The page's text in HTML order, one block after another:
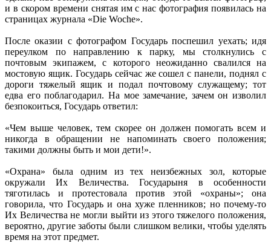
и в скором времени снятая им с нас фотография появилась на
страницах журнала «Die Woche».
После оказии с фотографом Государь поспешил уехать; идя
переулком по направлению к парку, мы столкнулись с
почтовым экипажем, с которого неожиданно свалился на
мостовую ящик. Государь сейчас же сошел с панели, поднял с
дороги тяжелый ящик и подал почтовому служащему; тот
едва его поблагодарил. На мое замечание, зачем он изволил
безпокоиться, Государь ответил:
«Чем выше человек, тем скорее он должен помогать всем и
никогда в обращении не напоминать своего положения;
такими должны быть и мои дети!».
«Охрана» была одним из тех неизбежных зол, которые
окружали Их Величества. Государыня в особенности
тяготилась и протестовала против этой «охраны»; она
говорила, что Государь и она хуже пленников; но почему-то
Их Величества не могли выйти из этого тяжелого положения,
вероятно, другие заботы были слишком велики, чтобы уделять
время на этот предмет.